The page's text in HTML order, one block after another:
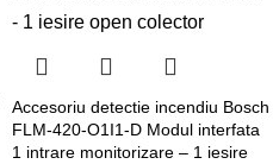
Accesoriu detectie incendiu Bosch
FLM-420-O1I1-D Modul interfata
1 intrare monitorizare – 1 iesire